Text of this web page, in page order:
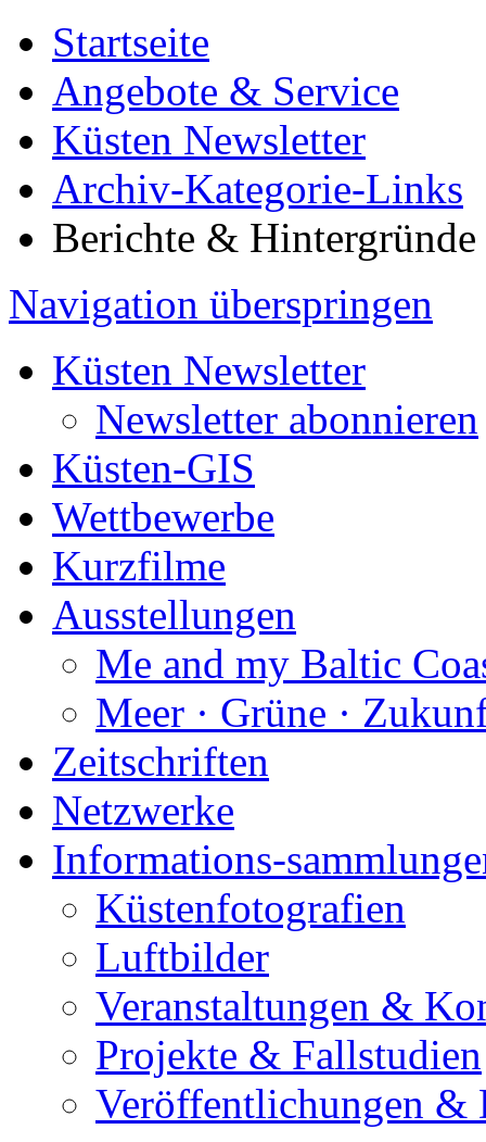
Startseite
Angebote & Service
Küsten Newsletter
Archiv-Kategorie-Links
Berichte & Hintergründe
Navigation überspringen
Küsten Newsletter
Newsletter abonnieren
Küsten-GIS
Wettbewerbe
Kurzfilme
Ausstellungen
Me and my Baltic
Meer · Grüne ·
Zeitschriften
Netzwerke
Informations-
Küstenfotografien
Luftbilder
Veranstaltungen &
Projekte & Fallstudien
Veröffentlichungen &